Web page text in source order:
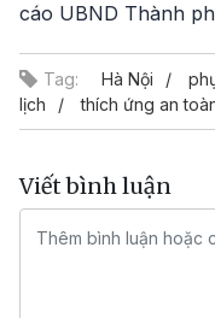
cáo UBND Thành
Tag: Hà Nội
lịch
thích ứng an
Viết bình luận